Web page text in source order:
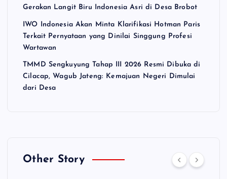
Gerakan Langit Biru Indonesia Asri di Desa Brobot
IWO Indonesia Akan Minta Klarifikasi Hotman Paris
Terkait Pernyataan yang Dinilai Singgung Profesi
Wartawan
TMMD Sengkuyung Tahap III 2026 Resmi Dibuka di
Cilacap, Wagub Jateng: Kemajuan Negeri Dimulai
dari Desa
Other Story